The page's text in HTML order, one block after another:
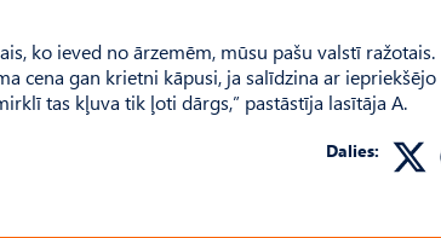
ko ieved no ārzemēm, mūsu pašu valstī ražotais.
cena gan krietni kāpusi, ja salīdzina ar iepriekšējo
tas kļuva tik ļoti dārgs,” pastāstīja lasītāja A.
Dalies: